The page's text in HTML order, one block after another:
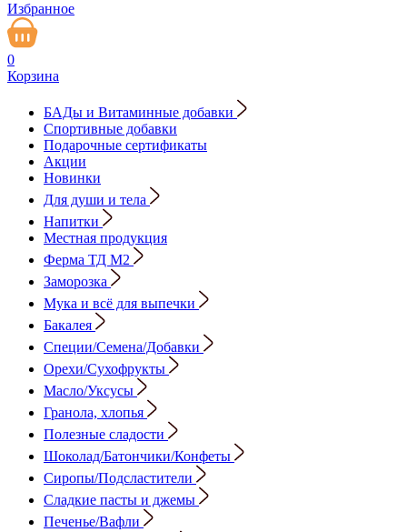
Избранное
0
Корзина
БАДы и Витаминные добавки
Спортивные добавки
Подарочные сертификаты
Акции
Новинки
Для души и тела
Напитки
Местная продукция
Ферма ТД М2
Заморозка
Мука и всё для выпечки
Бакалея
Специи/Семена/Добавки
Орехи/Сухофрукты
Масло/Уксусы
Гранола, хлопья
Полезные сладости
Шоколад/Батончики/Конфеты
Сиропы/Подсластители
Сладкие пасты и джемы
Печенье/Вафли